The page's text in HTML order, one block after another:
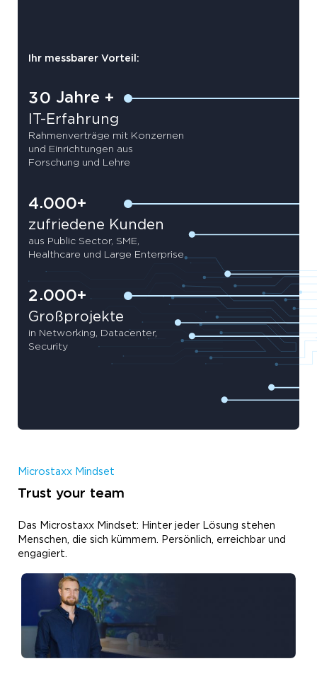
Ihr messbarer Vorteil:
30 Jahre +
IT-Erfahrung
Rahmenverträge mit Konzernen
und Einrichtungen aus
Forschung und Lehre
4.000+
zufriedene Kunden
aus Public Sector, SME,
Healthcare und Large Enterprise
2 .000+
Großprojekte
in Networking, Datacenter,
Security
Microstaxx Mindset
Trust your team
Das Microstaxx Mindset: Hinter jeder Lösung stehen
Menschen, die sich kümmern. Persönlich, erreichbar und
engagiert.